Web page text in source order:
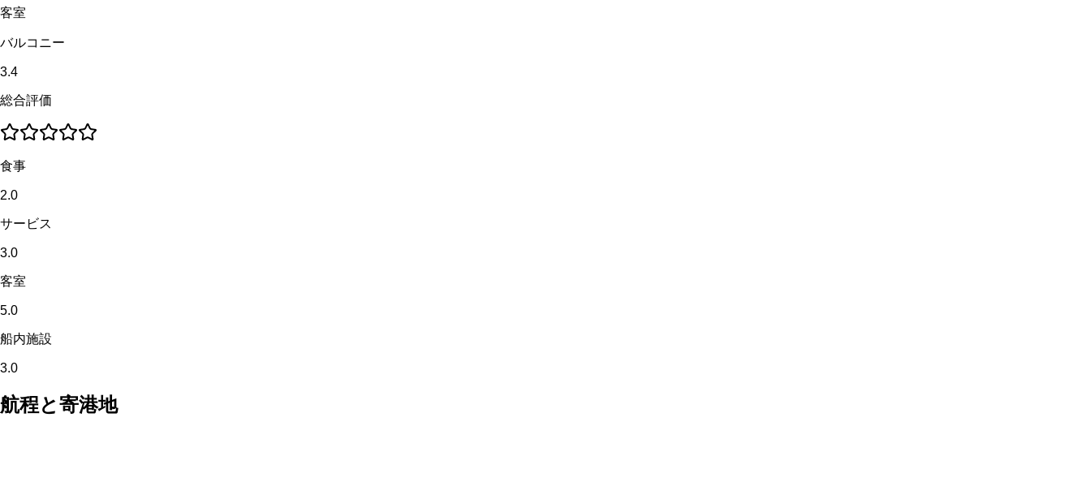
客室
バルコニー
3.4
総合評価
食事
2.0
サービス
3.0
客室
5.0
船内施設
3.0
航程と寄港地